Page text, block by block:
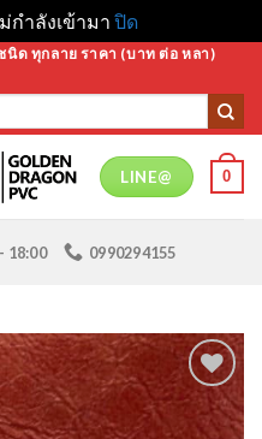
ำลังเข้ามา ปิด
นิด ทุกลาย ราคา (บาท ต่อ หลา)
LINE@ 0
18:00 0990294155